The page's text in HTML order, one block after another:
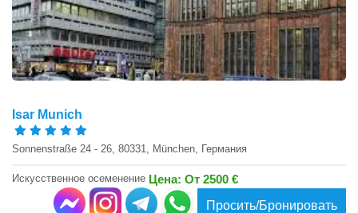
Isar Munich
Sonnenstraße 24 - 26, 80331, München, Германия
Искусственное осеменение Цена: От 2500 €
Просить/Бронировать